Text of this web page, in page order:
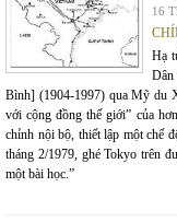
16
Hạ
Bình] (1904-1997) qua Mỹ du
với cộng đồng thế giới” của
chỉnh nội bộ, thiết lập một chế
tháng 2/1979, ghé Tokyo trên
một bài học.”